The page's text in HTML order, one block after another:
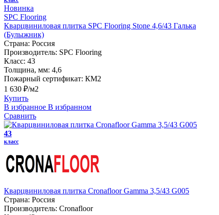
Новинка
SPC Flooring
Кварцвиниловая плитка SPC Flooring Stone 4,6/43 Галька
(Булыжник)
Страна: Россия
Производитель: SPC Flooring
Класс: 43
Толщина, мм: 4,6
Пожарный сертификат: КМ2
1 630 ₽/м2
Купить
В избранное В избранном
Сравнить
43
класс
Кварцвиниловая плитка Cronafloor Gamma 3,5/43 G005
Страна: Россия
Производитель: Cronafloor